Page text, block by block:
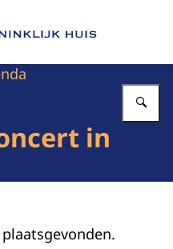
van Het Koninklijk Huis
in